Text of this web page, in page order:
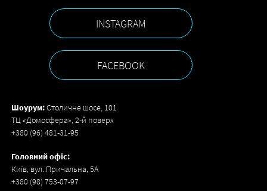
Головний офіс:
Київ, вул. Причальна, 5А
+380 (98) 753-07-97
FACEBOOK
INSTAGRAM
Шоурум:Столичне шосе, 101
ТЦ «Домосфера», 2-й поверх
+380 (96) 481-31-95